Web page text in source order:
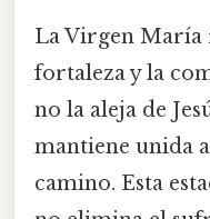
La Virgen María
fortaleza y la
no la aleja de
mantiene unida
camino. Esta